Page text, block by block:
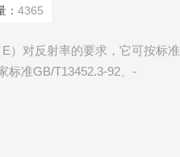
：4365
）对反射率的要求，它可按标准
标准GB/T13452.3-92、-
蓝牙 Bluetooth 数据输出选择。